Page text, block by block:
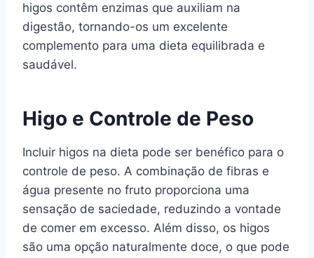
higos contêm enzimas que auxiliam na
digestão, tornando-os um excelente
complemento para uma dieta equilibrada e
saudável.
Higo e Controle de Peso
Incluir higos na dieta pode ser benéfico para o
controle de peso. A combinação de fibras e
água presente no fruto proporciona uma
sensação de saciedade, reduzindo a vontade
de comer em excesso. Além disso, os higos
são uma opção naturalmente doce, o que pode